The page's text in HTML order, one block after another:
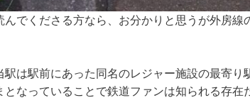
でくださる方なら、お分かりと思うが外房線
は駅前にあった同名のレジャー施設の最寄り
なっていることで鉄道ファンは知られる存在